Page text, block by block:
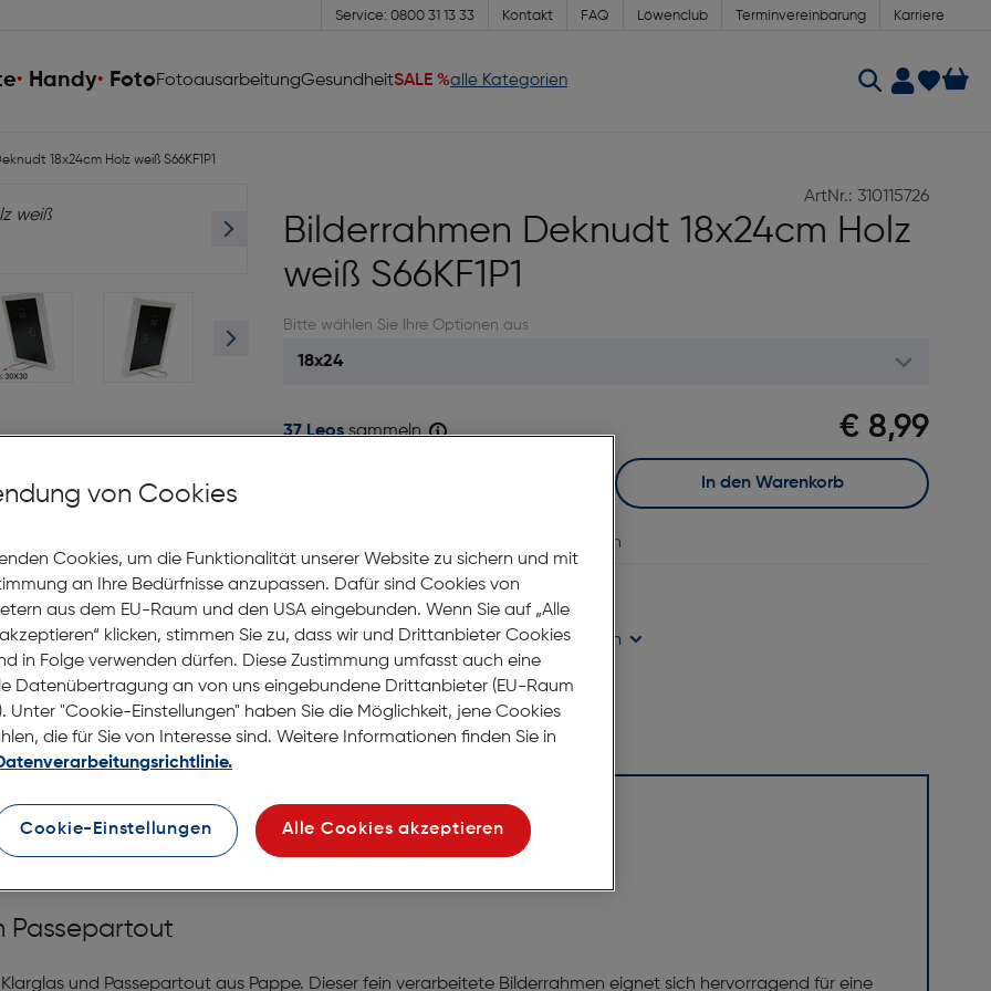
Service: 0800 31 13 33 Kontakt FAQ Löwenclub Terminvereinbarung Karriere
Handy FotoFotoausarbeitungGesundheitSALE %alle Kategorien
18x24cm Holz weiß S66KF1P1
ArtNr.: 310115726
Bilderrahmen Deknudt 18x24cm Holz
weiß S66KF1P1
Bitte wählen Sie Ihre Optionen aus
€ 8,99
37 Leossammeln
In den Warenkorb
vergleichen
Lagernd | 2 bis 3 Werktage Lieferzeit
Nach Hause liefern
Selbstabholung in Verfügbarkeit prüfen
Holz weiß S66KF1P1
Passepartout
und Passepartout aus Pappe. Dieser fein verarbeitete Bilderrahmen eignet sich hervorragend für eine
von Cookies
Cookies, um die Funktionalität unserer Website zu sichern und mit
an Ihre Bedürfnisse anzupassen. Dafür sind Cookies von
aus dem EU-Raum und den USA eingebunden. Wenn Sie auf „Alle
klicken, stimmen Sie zu, dass wir und Drittanbieter Cookies
in Folge verwenden dürfen. Diese Zustimmung umfasst auch eine
Datenübertragung an von uns eingebundene Drittanbieter (EU-Raum
Unter "Cookie-Einstellungen" haben Sie die Möglichkeit, jene Cookies
die für Sie von Interesse sind. Weitere Informationen finden Sie in
Cookie-Einstellungen Alle Cookies akzeptieren